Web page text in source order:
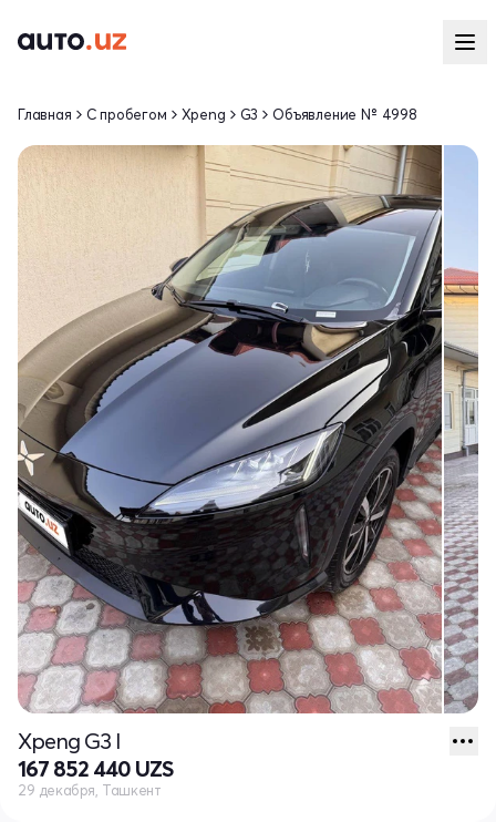
Главная С пробегом Xpeng G3 Объявление № 4998
Xpeng G3 I
167 852 440 UZS
29 декабря, Ташкент